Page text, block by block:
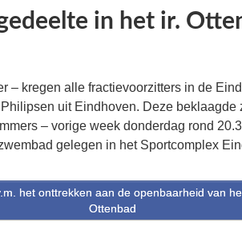
in het ir.
– kregen alle fractievoorzitters in de
uit Eindhoven. Deze beklaagde
– vorige week donderdag rond
gelegen in het Sportcomplex
het onttrekken aan de openbaarheid van
Ottenbad